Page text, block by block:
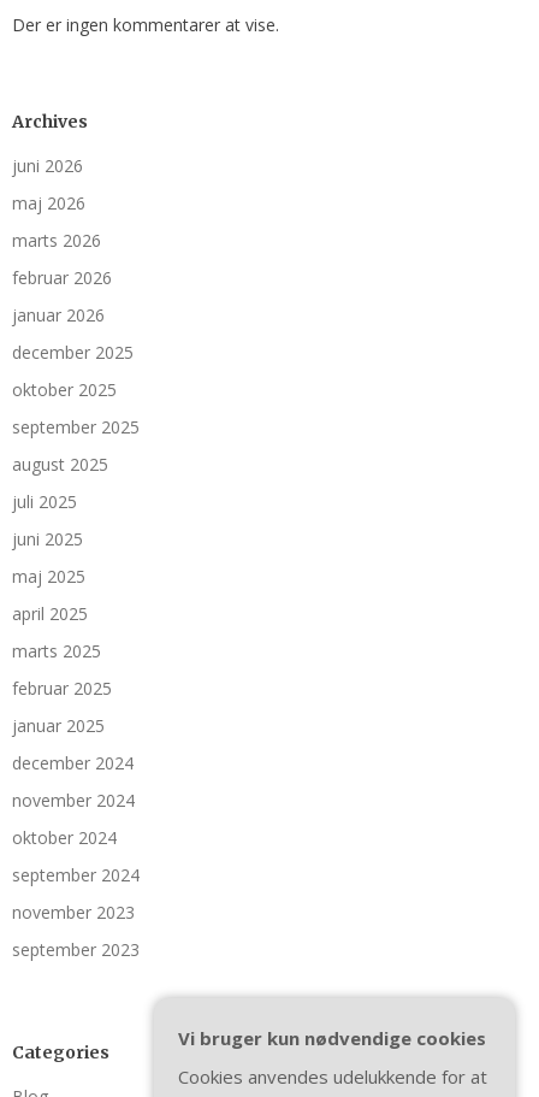
Der er ingen kommentarer at vise.
Archives
juni 2026
maj 2026
marts 2026
februar 2026
januar 2026
december 2025
oktober 2025
september 2025
august 2025
juli 2025
juni 2025
maj 2025
april 2025
marts 2025
februar 2025
januar 2025
december 2024
november 2024
oktober 2024
september 2024
november 2023
september 2023
Categories
Vi bruger kun nødvendige cookies
Cookies anvendes udelukkende for at